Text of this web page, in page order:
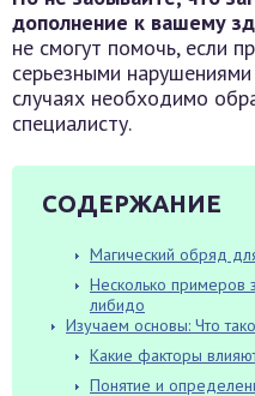
дополнение к вашему
не смогут помочь, если
серьезными
случаях необходимо
специалисту.
СОДЕРЖАНИЕ
Магический обряд
Несколько примеров
либидо
Изучаем основы: Что
Какие факторы
Понятие и